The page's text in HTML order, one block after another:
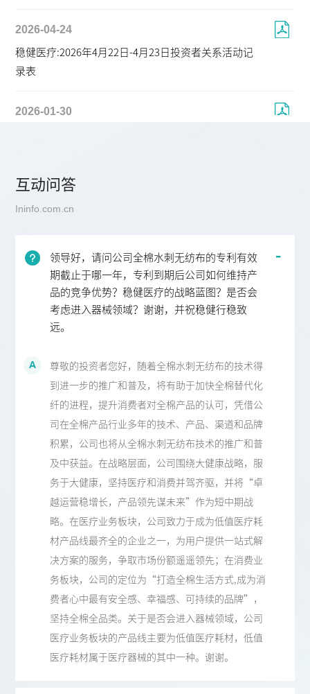
2026-04-24
稳健医疗:2026年4月22日-4月23日投资者关系活动记
录表
2026-01-30
互动问答
Ininfo.com.cn
领导好，请问公司全棉水刺无纺布的专利有效
期截止于哪一年，专利到期后公司如何维持产
品的竞争优势？稳健医疗的战略蓝图？是否会
考虑进入器械领域？谢谢，并祝稳健行稳致
远。
尊敬的投资者您好，随着全棉水刺无纺布的技术得
到进一步的推广和普及，将有助于加快全棉替代化
纤的进程，提升消费者对全棉产品的认可，凭借公
司在全棉产品行业多年的技术、产品、渠道和品牌
积累，公司也将从全棉水刺无纺布技术的推广和普
及中获益。在战略层面，公司围绕大健康战略，服
务于大健康，坚持医疗和消费并驾齐驱，并将“卓
越运营稳增长，产品领先谋未来”作为短中期战
略。在医疗业务板块，公司致力于成为低值医疗耗
材产品线最齐全的企业之一，为用户提供一站式解
决方案的服务，争取市场份额遥遥领先；在消费业
务板块，公司的定位为“打造全棉生活方式,成为消
费者心中最有安全感、幸福感、可持续的品牌”，
坚持全棉全品类。关于是否会进入器械领域，公司
医疗业务板块的产品线主要为低值医疗耗材，低值
医疗耗材属于医疗器械的其中一种。谢谢。